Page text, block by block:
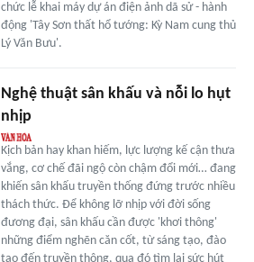
chức lễ khai máy dự án điện ảnh dã sử - hành
động 'Tây Sơn thất hổ tướng: Kỳ Nam cung thủ
Lý Văn Bưu'.
Nghệ thuật sân khấu và nỗi lo hụt
nhịp
Kịch bản hay khan hiếm, lực lượng kế cận thưa
vắng, cơ chế đãi ngộ còn chậm đổi mới… đang
khiến sân khấu truyền thống đứng trước nhiều
thách thức. Để không lỡ nhịp với đời sống
đương đại, sân khấu cần được 'khơi thông'
những điểm nghẽn căn cốt, từ sáng tạo, đào
tạo đến truyền thông, qua đó tìm lại sức hút